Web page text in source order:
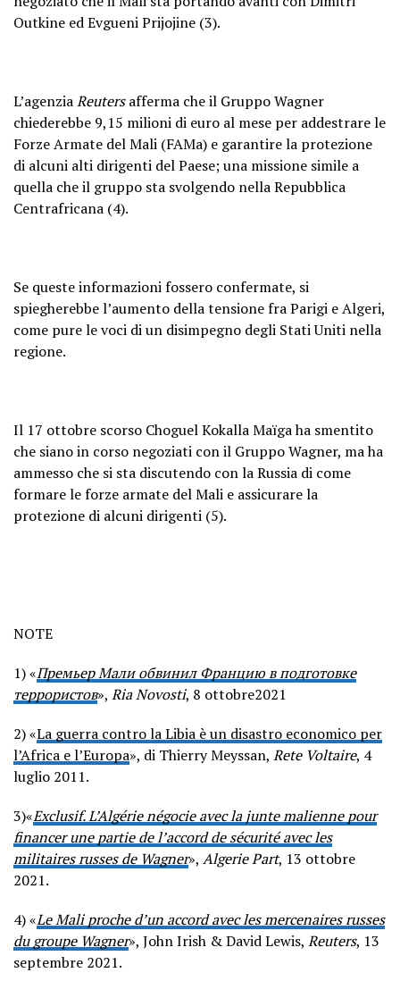
Outkine ed Evgueni Prijojine (3).
L’agenziaReutersafferma che il Gruppo Wagner
chiederebbe 9,15 milioni di euro al mese per addestrare le
Forze Armate del Mali (FAMa) e garantire la protezione
di alcuni alti dirigenti del Paese; una missione simile a
quella che il gruppo sta svolgendo nella Repubblica
Centrafricana (4).
Se queste informazioni fossero confermate, si
spiegherebbe l’aumento della tensione fra Parigi e Algeri,
come pure le voci di un disimpegno degli Stati Uniti nella
regione.
Il 17 ottobre scorso Choguel Kokalla Maïga ha smentito
che siano in corso negoziati con il Gruppo Wagner, ma ha
ammesso che si sta discutendo con la Russia di come
formare le forze armate del Mali e assicurare la
protezione di alcuni dirigenti (5).
NOTE
1)«Премьер Мали обвинил Францию в подготовке
террористов», Ria Novosti, 8 ottobre2021
2) «La guerra contro la Libia è un disastro economico per
l’Africa e l’Europa», di Thierry Meyssan, Rete Voltaire, 4
luglio 2011.
3)«Exclusif. L’Algérie négocie avec la junte malienne pour
financer une partie de l’accord de sécurité avec les
militaires russes de Wagner», Algerie Part, 13 ottobre
2021.
4) «Le Mali proche d’un accord avec les mercenaires russes
du groupe Wagner», John Irish & David Lewis, Reuters, 13
septembre 2021.